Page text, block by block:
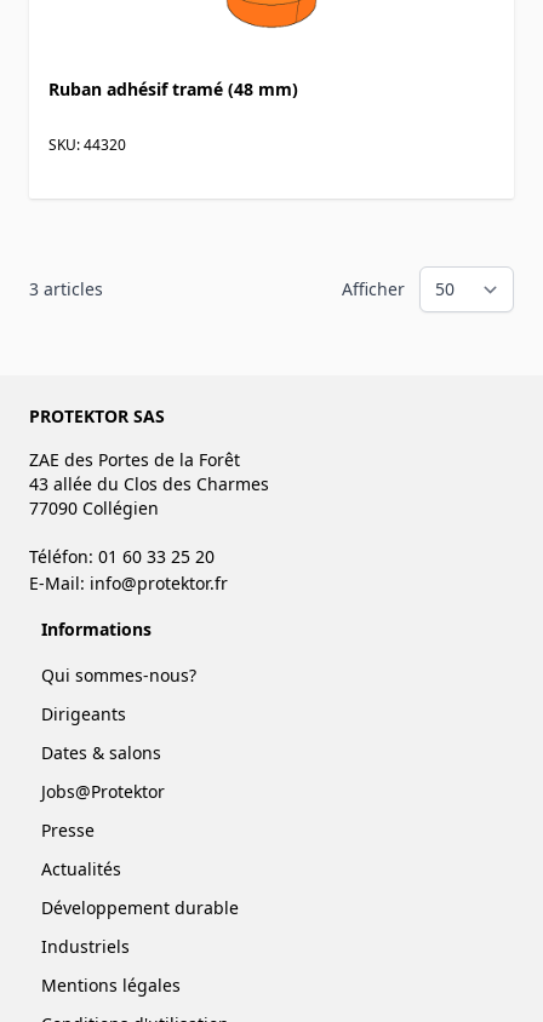
Ruban adhésif tramé (48 mm)
SKU: 44320
3 articles Afficher
PROTEKTOR SAS
ZAE des Portes de la Forêt
43 allée du Clos des Charmes
77090 Collégien
Téléfon: 01 60 33 25 20
E-Mail: info@protektor.fr
Informations
Qui sommes-nous?
Dirigeants
Dates & salons
Jobs@Protektor
Presse
Actualités
Développement durable
Industriels
Mentions légales